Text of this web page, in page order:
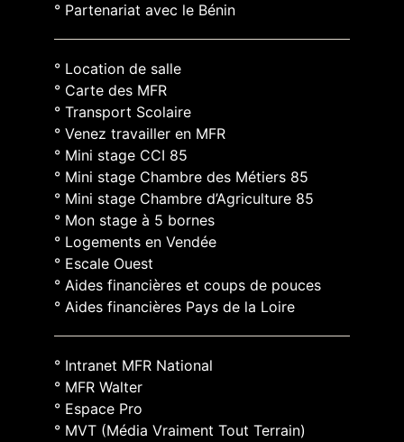
° Partenariat avec le Bénin
° Location de salle
° Carte des MFR
° Transport Scolaire
° Venez travailler en MFR
° Mini stage CCI 85
° Mini stage Chambre des Métiers 85
° Mini stage Chambre d’Agriculture 85
° Mon stage à 5 bornes
° Logements en Vendée
° Escale Ouest
° Aides financières et coups de pouces
° Aides financières Pays de la Loire
° Intranet MFR National
° MFR Walter
° Espace Pro
° MVT (Média Vraiment Tout Terrain)